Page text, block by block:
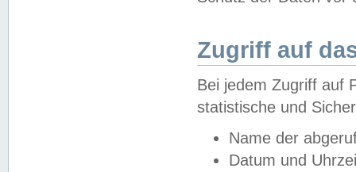
Zugriff auf
Bei jedem Zugriff auf
statistische und
Name der
Datum und